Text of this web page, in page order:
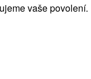
být jiná.
vaše povolení.